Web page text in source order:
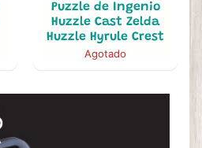
Puzzle de Ingenio
Huzzle Cast Zelda
Huzzle Hyrule Crest
Agotado